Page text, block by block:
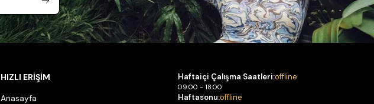
HIZLI ERİŞİM
Anasayfa
Haftaiçi Çalışma Saatleri:offline
09:00 - 18:00
Haftasonu:offline